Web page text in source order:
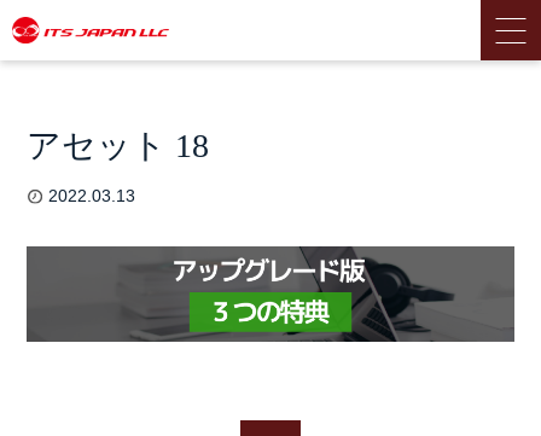
アセット 18
2022.03.13